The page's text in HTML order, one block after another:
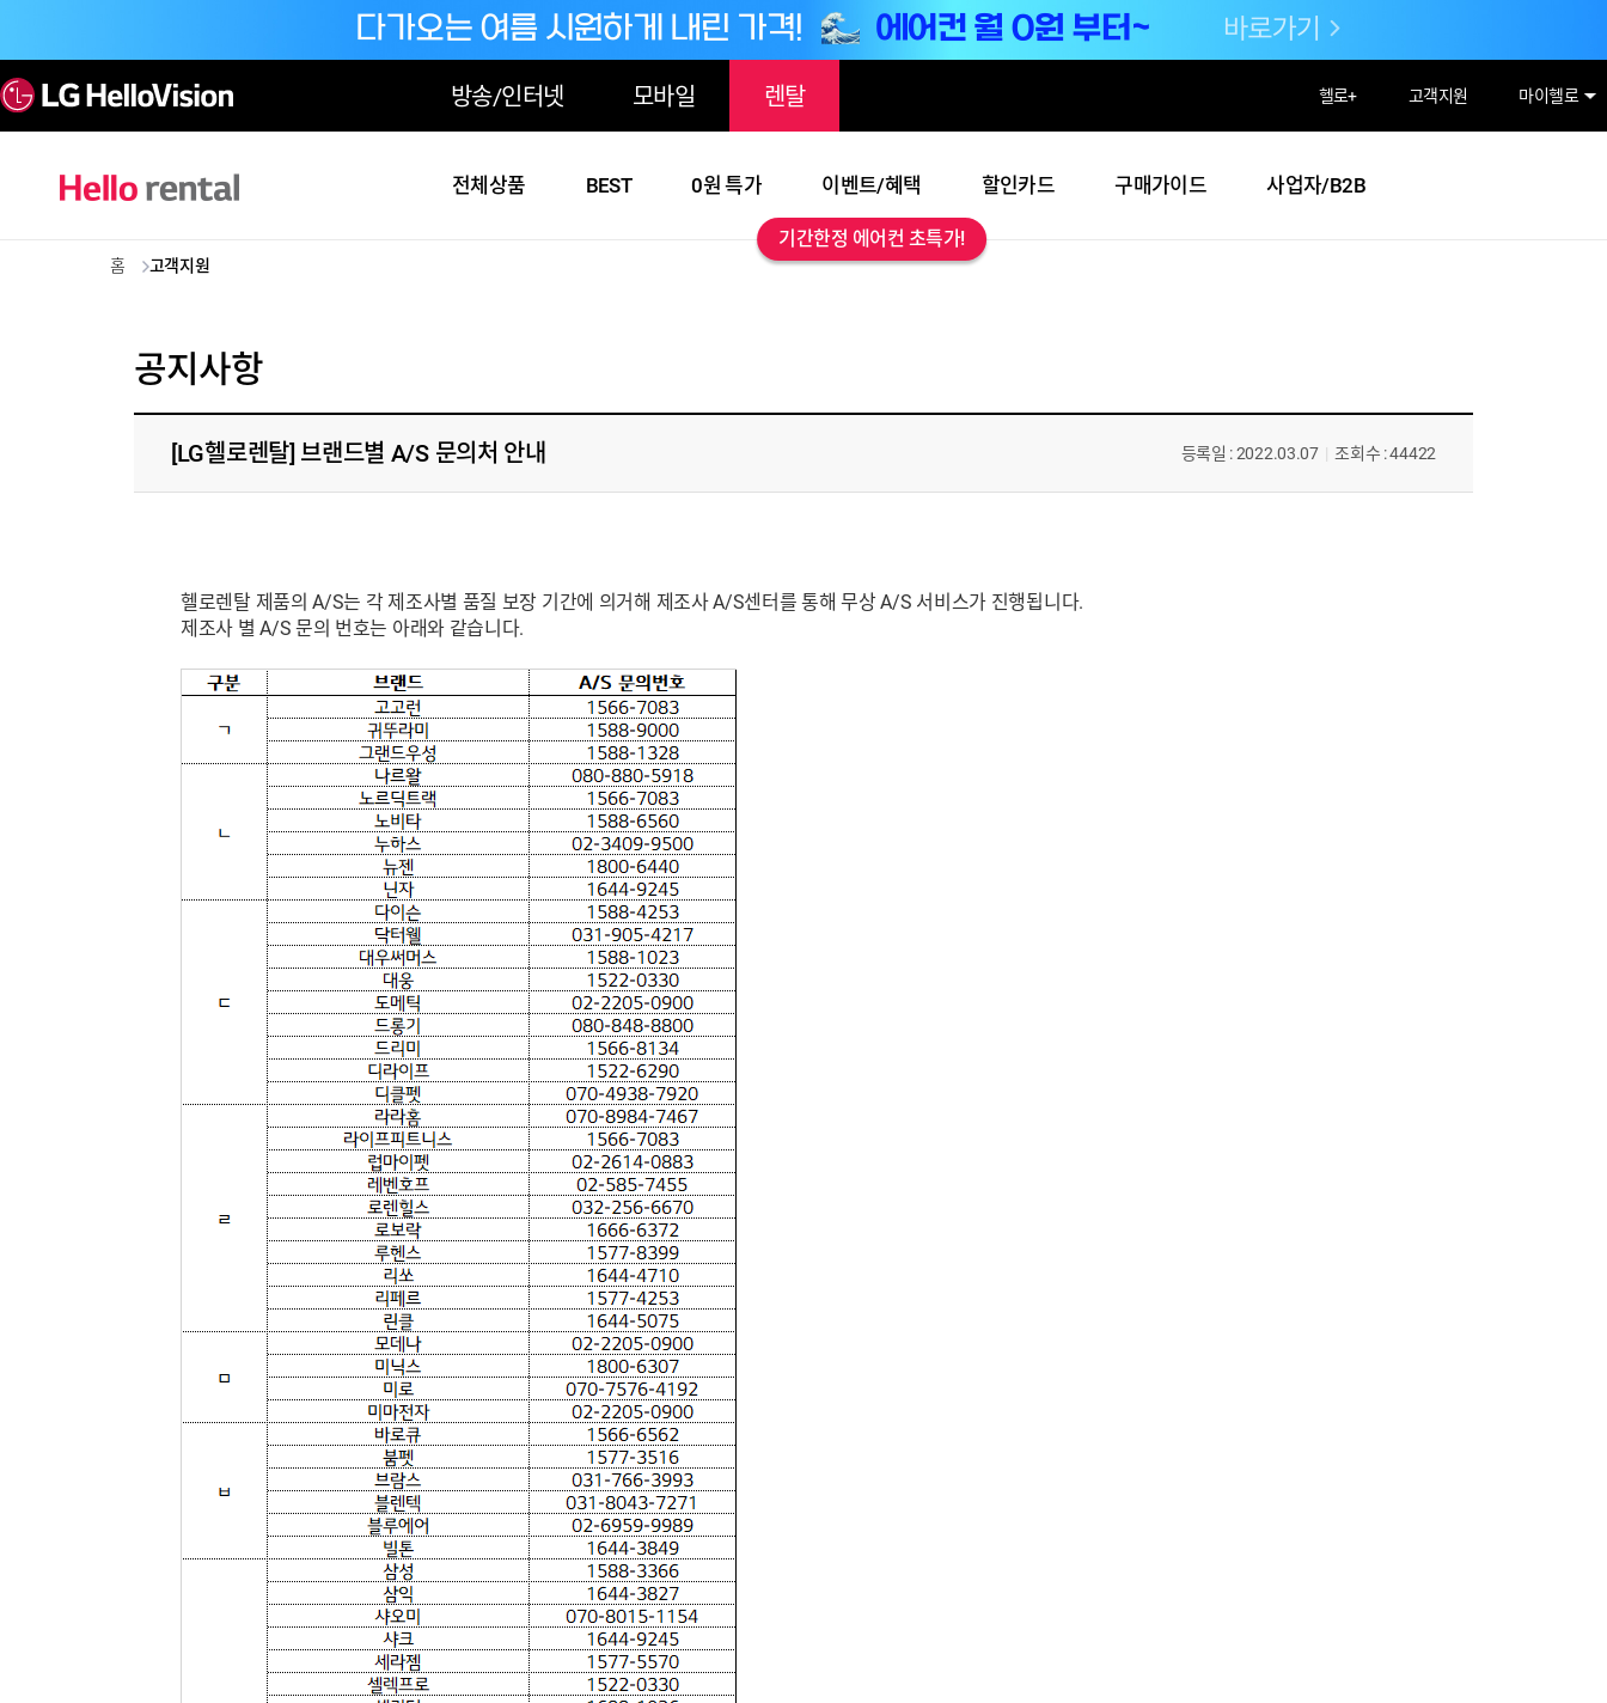
방송/인터넷 모바일 렌탈 헬로+ 고객지원 마이헬로
전체상품 BEST 0원 특가 이벤트/혜택
기간한정 에어컨 초특가!
할인카드 구매가이드 사업자/B2B
홈 고객지원
공지사항
[LG헬로렌탈] 브랜드별 A/S 문의처 안내 등록일 : 2022.03.07 | 조회수 : 44422
헬로렌탈 제품의 A/S는 각 제조사별 품질 보장 기간에 의거해 제조사 A/S센터를 통해 무상 A/S 서비스가 진행됩니다.
제조사 별 A/S 문의 번호는 아래와 같습니다.